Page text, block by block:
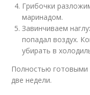
Грибочки
маринадом.
Завинчиваем
попадал воздух.
убирать в
Полностью готовыми
две недели.